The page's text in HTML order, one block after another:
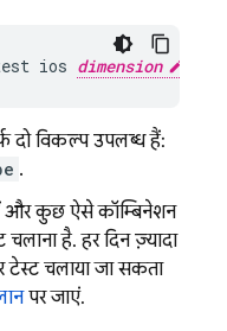
ios dimension
दो विकल्प उपलब्ध हैं:
.
और कुछ ऐसे कॉम्बिनेशन
है. हर दिन ज़्यादा
टेस्ट चलाया जा सकता
पर जाएं.